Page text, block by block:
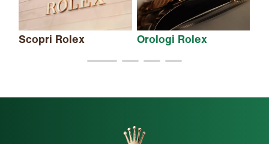
Scopri Rolex Orologi Rolex